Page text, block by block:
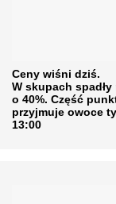
Ceny wiśni dziś.
W skupach spadły
o 40%. Część
przyjmuje owoce
13:00